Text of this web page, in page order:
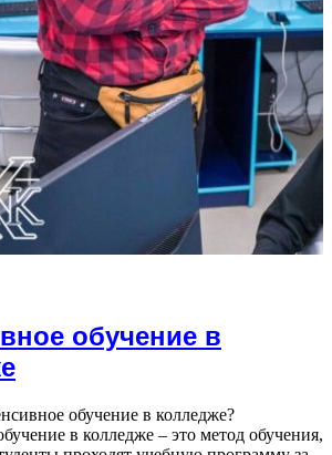
обучение в
обучение в колледже?
в колледже – это метод обучения,